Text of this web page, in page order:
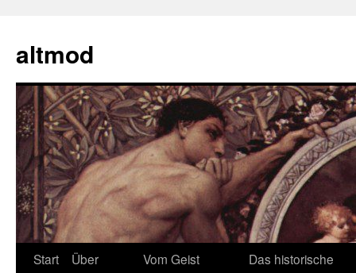
springen
altmod
Start
Über
Vom Geist
Das historische